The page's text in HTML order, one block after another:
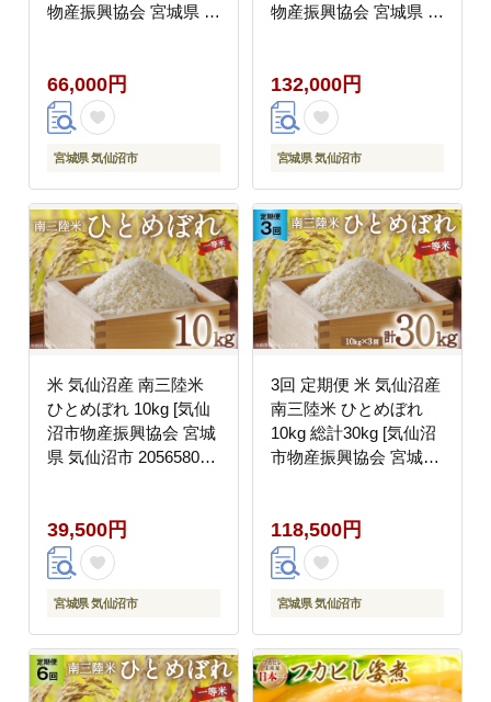
物産振興協会 宮城県 気
等米 ブランド米 ご飯
ごはん 小分け 家庭用
66,000円
宮城県 気仙沼市
物産振興協会 宮城県 気
等米 ブランド米 ご飯
ごはん 小分け 家庭用
132,000円
宮城県 気仙沼市
米 気仙沼産 南三陸米
ひとめぼれ 10kg [気仙
沼市物産振興協会 宮城
県 気仙沼市 20565808]
ご飯 ごはん 小分け 家
庭用
39,500円
宮城県 気仙沼市
3回 定期便 米 気仙沼産
南三陸米 ひとめぼれ
10kg 総計30kg [気仙沼
市物産振興協会 宮城県
一等米 ブランド米 ご飯
ごはん 小分け 家庭用
118,500円
宮城県 気仙沼市